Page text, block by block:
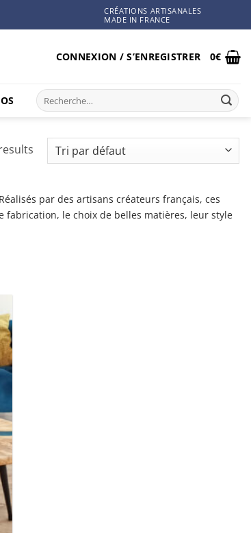
CRÉATIONS ARTISANALES
MADE IN FRANCE
CONNEXION / S’ENREGISTRER 0€
Recherche
pour :
par des artisans créateurs français, ces
fabrication, le choix de belles matières, leur style